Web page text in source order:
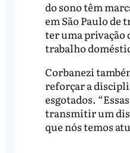
do sono têm
em São Paulo
ter uma privação
trabalho
Corbanezi
reforçar a
esgotados.
transmitir um
que nós temos